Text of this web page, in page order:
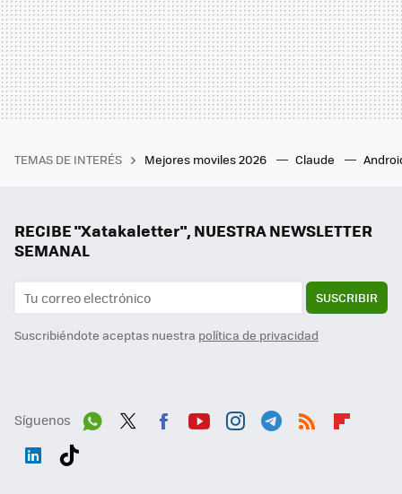
TEMAS DE INTERÉS Mejores moviles 2026 Claude
RECIBE "Xatakaletter", NUESTRA NEWSLETTER
SEMANAL
SUSCRIBIR
Suscribiéndote aceptas nuestra política de privacidad
Síguenos